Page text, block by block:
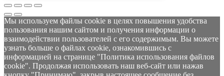
Мы используем файлы cookie в целях повышения удобства
пользования нашим сайтом и получения информации о
взаимодействии пользователей с его содержимым. Вы можете
узнать больше о файлах cookie, ознакомившись с
информацией на странице "Политика использования файлов
cookie". Продолжая использовать наш веб-сайт или нажав